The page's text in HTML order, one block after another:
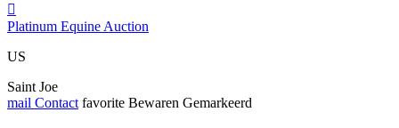

Platinum Equine Auction
US
Saint Joe
mail Contact favorite Bewaren Gemarkeerd